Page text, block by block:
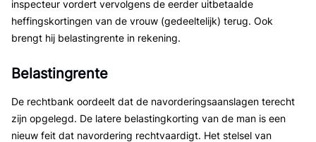
inspecteur vordert vervolgens de eerder uitbetaalde
heffingskortingen van de vrouw (gedeeltelijk) terug. Ook
brengt hij belastingrente in rekening.
Belastingrente
De rechtbank oordeelt dat de navorderingsaanslagen terecht
zijn opgelegd. De latere belastingkorting van de man is een
nieuw feit dat navordering rechtvaardigt. Het stelsel van